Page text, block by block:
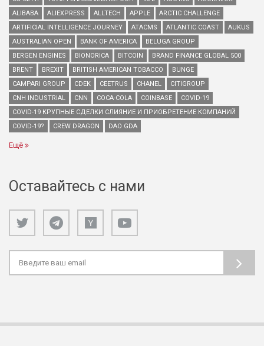
ALIBABA
ALIEXPRESS ALLTECH APPLE
ARCTIC CHALLENGE
ARTIFICIAL INTELLIGENCE JOURNEY
ATACMS ATLANTIC COAST
AUKUS
AUSTRALIAN OPEN
BANK OF AMERICA
BELUGA GROUP
BERGEN ENGINES
BIONORICA BITCOIN
BRAND FINANCE GLOBAL 500
BRENT
BREXIT BRITISH AMERICAN TOBACCO
BUNGE
CAMPARI GROUP
CDEK CEETRUS CHANEL
CITIGROUP
CNH INDUSTRIAL
CNN COCA-COLA COINBASE
COVID-19
COVID-19 КРУПНЫЕ СДЕЛКИ СЛИЯНИЕ И ПРИОБРЕТЕНИЕ КОМПАНИЙ
COVID-19?
CREW DRAGON DAO GDA
Ещё
Оставайтесь с нами